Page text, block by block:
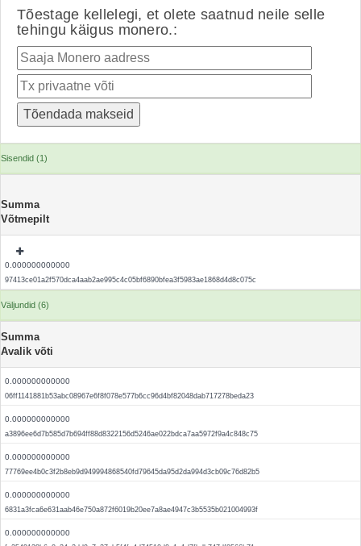
Tõestage kellelegi, et olete saatnud neile selle
tehingu käigus monero.:
Sisendid (1)
Summa
Võtmepilt
0.000000000000
97413ce01a2f570dca4aab2ae995c4c05bf6890bfea3f5983ae1868d4d8c075c
Väljundid (6)
Summa
Avalik võti
0.000000000000
06ff1141881b53abc08967e6f8f078e577b6cc96d4bf82048dab717278beda23
0.000000000000
a3896ee6d7b585d7b694ff88d8322156d5246ae022bdca7aa5972f9a4c848c75
0.000000000000
77769ee4b0c3f2b8eb9d949994868540fd79645da95d2da994d3cb09c76d82b5
0.000000000000
6831a3fca6e631aab46e750a872f6019b20ee7a8ae4947c3b5535b021004993f
0.000000000000